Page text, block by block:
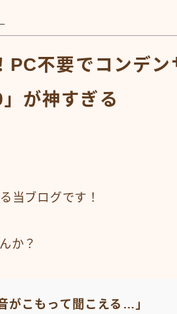
PC不要でコンデン
が神すぎる
当ブログです！
か？
がこもって聞こえる…」